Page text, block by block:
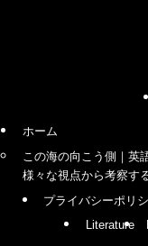
ホーム
この海の向こう側｜英
様々な視点から考察す
プライバシーポリ
Literature